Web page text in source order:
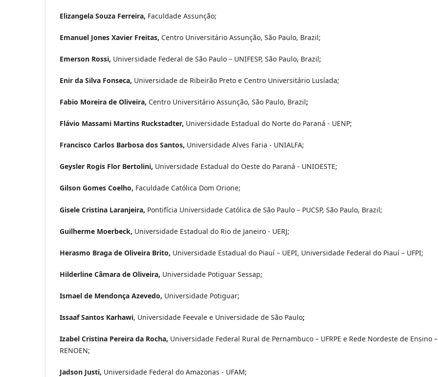
Elizangela Souza Ferreira, Faculdade Assunção;
Emanuel Jones Xavier Freitas, Centro Universitário Assunção, São Paulo, Brazil;
Emerson Rossi, Universidade Federal de São Paulo – UNIFESP, São Paulo, Brazil;
Enir da Silva Fonseca, Universidade de Ribeirão Preto e Centro Universitário Lusíada;
Fabio Moreira de Oliveira, Centro Universitário Assunção, São Paulo, Brazil;
Flávio Massami Martins Ruckstadter, Universidade Estadual do Norte do Paraná - UENP;
Francisco Carlos Barbosa dos Santos, Universidade Alves Faria - UNIALFA;
Geysler Rogis Flor Bertolini, Universidade Estadual do Oeste do Paraná - UNIOESTE;
Gilson Gomes Coelho, Faculdade Católica Dom Orione;
Gisele Cristina Laranjeira, Pontifícia Universidade Católica de São Paulo – PUCSP, São Paulo, Brazil;
Guilherme Moerbeck, Universidade Estadual do Rio de Janeiro - UERJ;
Herasmo Braga de Oliveira Brito, Universidade Estadual do Piauí – UEPI, Universidade Federal do Piauí – UFPI;
Hilderline Câmara de Oliveira, Universidade Potiguar Sessap;
Ismael de Mendonça Azevedo, Universidade Potiguar;
Issaaf Santos Karhawi, Universidade Feevale e Universidade de São Paulo;
Izabel Cristina Pereira da Rocha, Universidade Federal Rural de Pernambuco – UFRPE e Rede Nordeste de Ensino –
RENOEN;
Jadson Justi, Universidade Federal do Amazonas - UFAM;